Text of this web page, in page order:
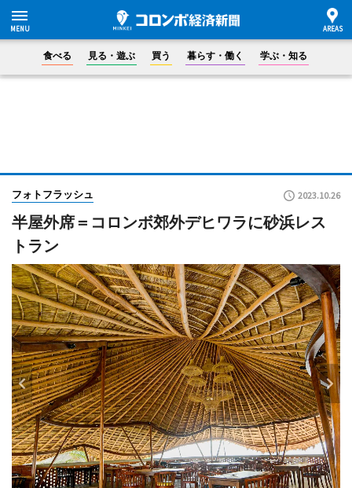
食べる 見る・遊ぶ 買う 暮らす・働く 学ぶ・知る
フォトフラッシュ 2023.10.26
半屋外席＝コロンボ郊外デヒワラに砂浜レス
トラン